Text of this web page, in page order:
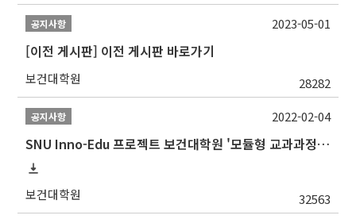
공지사항
[이전 게시판] 이전 게시판 바로가기
보건대학원 28282
2023-05-01
공지사항
SNU Inno-Edu 프로젝트 보건대학원 '모듈형 교과과정' 안내(revised 2022/2/28)
보건대학원 32563
2022-02-04